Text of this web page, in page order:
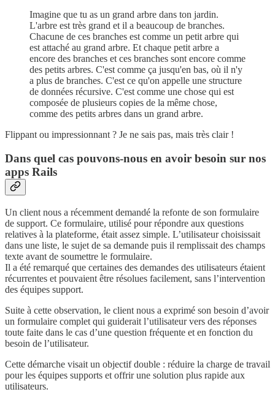
Imagine que tu as un grand arbre dans ton jardin.
L'arbre est très grand et il a beaucoup de branches.
Chacune de ces branches est comme un petit arbre qui
est attaché au grand arbre. Et chaque petit arbre a
encore des branches et ces branches sont encore comme
des petits arbres. C'est comme ça jusqu'en bas, où il n'y
a plus de branches. C'est ce qu'on appelle une structure
de données récursive. C'est comme une chose qui est
composée de plusieurs copies de la même chose,
comme des petits arbres dans un grand arbre.
Flippant ou impressionnant ? Je ne sais pas, mais très clair !
Dans quel cas pouvons-nous en avoir besoin sur nos
apps Rails
Un client nous a récemment demandé la refonte de son formulaire
de support. Ce formulaire, utilisé pour répondre aux questions
relatives à la plateforme, était assez simple. L’utilisateur choisissait
dans une liste, le sujet de sa demande puis il remplissait des champs
texte avant de soumettre le formulaire.
Il a été remarqué que certaines des demandes des utilisateurs étaient
récurrentes et pouvaient être résolues facilement, sans l’intervention
des équipes support.
Suite à cette observation, le client nous a exprimé son besoin d’avoir
un formulaire complet qui guiderait l’utilisateur vers des réponses
toute faite dans le cas d’une question fréquente et en fonction du
besoin de l’utilisateur.
Cette démarche visait un objectif double : réduire la charge de travail
pour les équipes supports et offrir une solution plus rapide aux
utilisateurs.